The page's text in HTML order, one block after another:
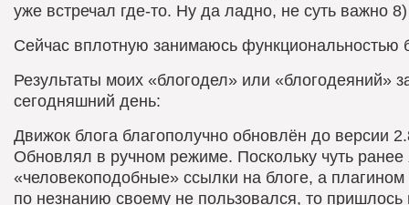
уже встречал где-то. Ну да ладно, не суть важно 8)
Сейчас вплотную занимаюсь функциональностью
Результаты моих «блогодел» или «блогодеяний»
сегодняшний день:
Движок блога благополучно обновлён до версии
Обновлял в ручном режиме. Поскольку чуть ранее
«человекоподобные» ссылки на блоге, а
по незнанию своему не пользовался, то пришлось